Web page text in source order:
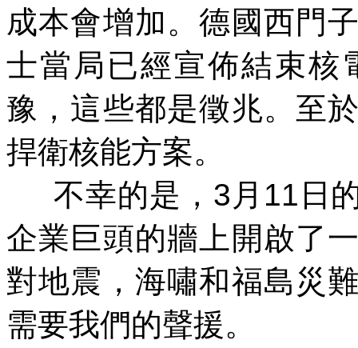
成本會增加。德國西門
士當局已經宣佈結束核
豫，這些都是徵兆。至
捍衛核能方案。
不幸的是， 3 月 11 日
企業巨頭的牆上開啟了
對地震，海嘯和福島災
需要我們的聲援。